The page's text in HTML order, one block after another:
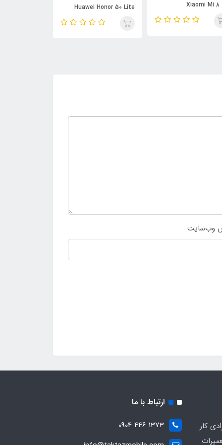
Xiaomi Mi 8
Huawei Honor 50 Lite
وب‌سایت
کار
ارتباط با ما
1373 446 0904